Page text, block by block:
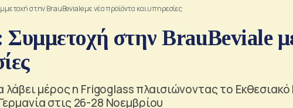
στην BrauBeviale με νέα προϊόντα και υπηρεσίες
στην BrauBeviale
μέρος η Frigoglass πλαισιώνοντας το
στις 26-28 Νοεμβρίου